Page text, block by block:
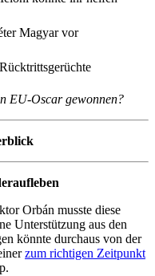
Magyar vor
EU-Oscar gewonnen?
Orbán musste diese
Unterstützung aus den
könnte durchaus von der
zum richtigen Zeitpunkt